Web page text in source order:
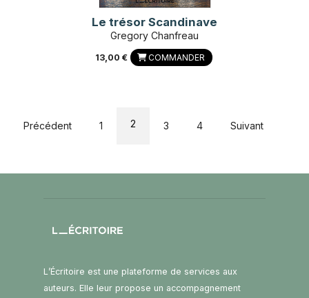
Le trésor Scandinave
Gregory Chanfreau
13,00 € COMMANDER
Précédent 1 2 3 4 Suivant
L’Écritoire est une plateforme de services aux
auteurs. Elle leur propose un accompagnement